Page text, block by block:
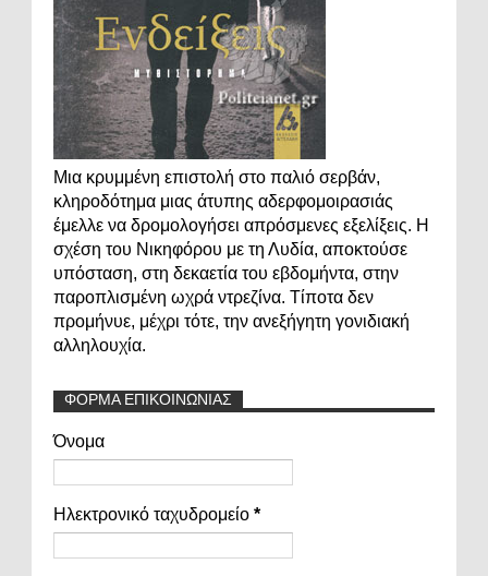
Μια κρυμμένη επιστολή στο παλιό σερβάν,
κληροδότημα μιας άτυπης αδερφομοιρασιάς
έμελλε να δρομολογήσει απρόσμενες εξελίξεις. Η
σχέση του Νικηφόρου με τη Λυδία, αποκτούσε
υπόσταση, στη δεκαετία του εβδομήντα, στην
παροπλισμένη ωχρά ντρεζίνα. Τίποτα δεν
προμήνυε, μέχρι τότε, την ανεξήγητη γονιδιακή
αλληλουχία.
ΦΟΡΜΑ ΕΠΙΚΟΙΝΩΝΙΑΣ
Όνομα
Ηλεκτρονικό ταχυδρομείο *